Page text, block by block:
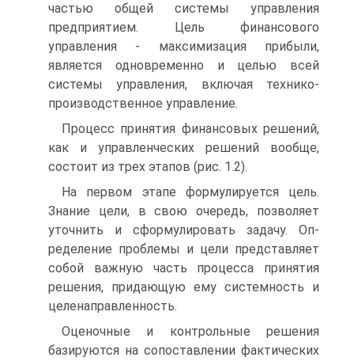
частью общей системы управления
предприятием. Цель финансового
управления - максимизация прибыли,
является одновременно и целью всей
системы управления, включая технико-
производственное управление.
Процесс принятия финансовых решений,
как и управленческих решений вообще,
состоит из трех этапов (рис. 1.2).
На первом этапе формулируется цель.
Знание цели, в свою очередь, позволяет
уточнить и сформулировать задачу. Оп­
ределение проблемы и цели представляет
собой важную часть процесса принятия
решения, придающую ему системность и
целенаправленность.
Оценочные и контрольные решения
базируются на сопоставлении фактических